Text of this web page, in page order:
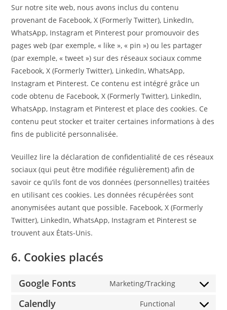
Sur notre site web, nous avons inclus du contenu
provenant de Facebook, X (Formerly Twitter), LinkedIn,
WhatsApp, Instagram et Pinterest pour promouvoir des
pages web (par exemple, « like », « pin ») ou les partager
(par exemple, « tweet ») sur des réseaux sociaux comme
Facebook, X (Formerly Twitter), LinkedIn, WhatsApp,
Instagram et Pinterest. Ce contenu est intégré grâce un
code obtenu de Facebook, X (Formerly Twitter), LinkedIn,
WhatsApp, Instagram et Pinterest et place des cookies. Ce
contenu peut stocker et traiter certaines informations à des
fins de publicité personnalisée.
Veuillez lire la déclaration de confidentialité de ces réseaux
sociaux (qui peut être modifiée régulièrement) afin de
savoir ce qu’ils font de vos données (personnelles) traitées
en utilisant ces cookies. Les données récupérées sont
anonymisées autant que possible. Facebook, X (Formerly
Twitter), LinkedIn, WhatsApp, Instagram et Pinterest se
trouvent aux États-Unis.
6. Cookies placés
Google Fonts Marketing/Tracking
Calendly Functional